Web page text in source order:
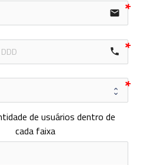
email
local_phone
de usuários dentro de
cada faixa